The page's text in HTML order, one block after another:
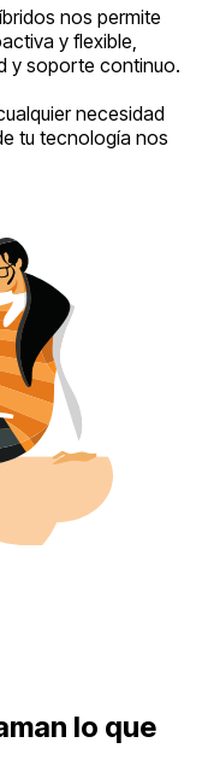
nos permite
y flexible,
y soporte continuo.
necesidad
tu tecnología nos
lo que